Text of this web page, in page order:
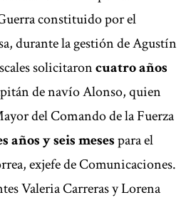
constituido por el
durante la gestión de Agustín
solicitaroncuatro años
de navío Alonso, quien
del Comando de la Fuerza
años y seis mesespara el
exjefe de Comunicaciones.
Valeria Carreras y Lorena